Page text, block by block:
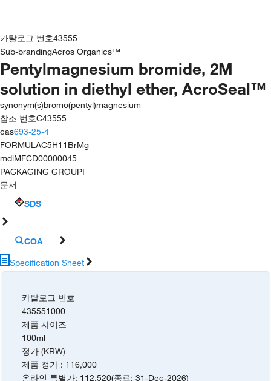
카탈로그 번호43555
Sub-brandingAcros Organics™
Pentylmagnesium bromide, 2M
solution in diethyl ether, AcroSeal™
synonym(s)bromo(pentyl)magnesium
참조 번호C43555
cas693-25-4
FORMULAC5H11BrMg
mdlMFCD00000045
PACKAGING GROUPI
문서
SDS
COA
Specification Sheet
카탈로그 번호
435551000
제품 사이즈
100ml
정가 (KRW)
제품 정가 : 116,000
온라인 특별가: 112,520(종료:31-Dec-2026)